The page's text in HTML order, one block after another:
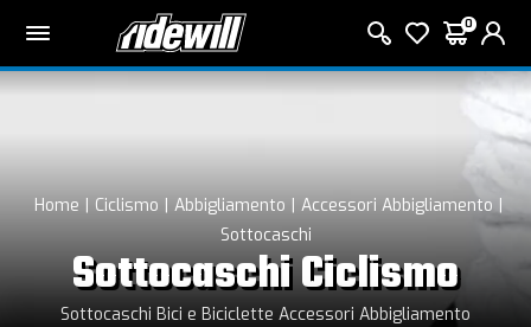
0
Home Ciclismo Abbigliamento
Accessori Abbigliamento
Sottocaschi
Sottocaschi Ciclismo
Sottocaschi Bici e Biciclette Accessori Abbigliamento